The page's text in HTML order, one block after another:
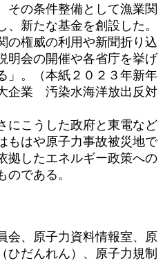
その条件整備として漁業関
新たな基金を創設した。
の権威の利用や新聞折り込
明会の開催や各省庁を挙げ
」。（本紙２０２３年新年
企業 汚染水海洋放出反対
こうした政府と東電など
もはや原子力事故被災地で
拠したエネルギー政策への
である。
、原子力資料情報室、原
ひだんれん）、原子力規制